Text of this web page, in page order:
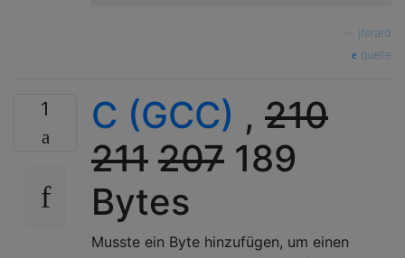
jferard
quelle
1 C (GCC) , 210
211 207 189
Bytes
Musste ein Byte hinzufügen, um einen